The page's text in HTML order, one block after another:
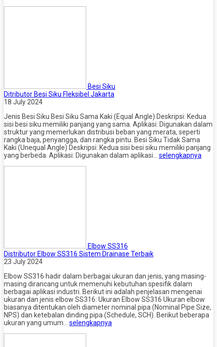
Besi Siku
Ditributor Besi Siku Fleksibel Jakarta
18 July 2024
Jenis Besi Siku Besi Siku Sama Kaki (Equal Angle) Deskripsi: Kedua
sisi besi siku memiliki panjang yang sama. Aplikasi: Digunakan dalam
struktur yang memerlukan distribusi beban yang merata, seperti
rangka baja, penyangga, dan rangka pintu. Besi Siku Tidak Sama
Kaki (Unequal Angle) Deskripsi: Kedua sisi besi siku memiliki panjang
yang berbeda. Aplikasi: Digunakan dalam aplikasi… selengkapnya
Elbow SS316
Distributor Elbow SS316 Sistem Drainase Terbaik
23 July 2024
Elbow SS316 hadir dalam berbagai ukuran dan jenis, yang masing-
masing dirancang untuk memenuhi kebutuhan spesifik dalam
berbagai aplikasi industri. Berikut ini adalah penjelasan mengenai
ukuran dan jenis elbow SS316: Ukuran Elbow SS316 Ukuran elbow
biasanya ditentukan oleh diameter nominal pipa (Nominal Pipe Size,
NPS) dan ketebalan dinding pipa (Schedule, SCH). Berikut beberapa
ukuran yang umum… selengkapnya